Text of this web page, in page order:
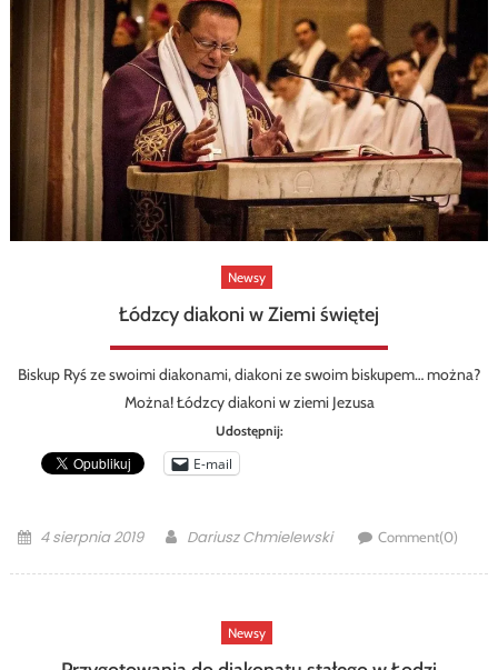
Newsy
Łódzcy diakoni w Ziemi świętej
Biskup Ryś ze swoimi diakonami, diakoni ze swoim biskupem… można?
Można! Łódzcy diakoni w ziemi Jezusa
Udostępnij:
E-mail
Posted
4 sierpnia 2019 Author
Dariusz Chmielewski Comment(0)
Newsy